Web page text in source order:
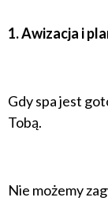
1. Awizacja i
Gdy spa jest
Tobą.
Nie możemy